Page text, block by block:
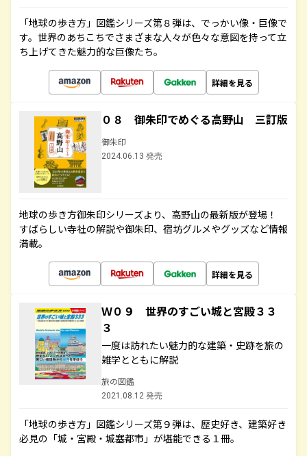
「地球の歩き方」図鑑シリーズ第８弾は、でっかい像・巨像で
す。世界のあちこちでさまざまな人々が色々な意図を持って立
ち上げてきた魅力的な巨像たち。
詳細を見る
０８ 御朱印でめぐる高野山 三訂版
御朱印
2024.06.13 発売
地球の歩き方御朱印シリーズより、高野山の最新版が登場！
すばらしい寺社の解説や御朱印、宿坊グルメやグッズなど情報
満載。
詳細を見る
Ｗ０９ 世界のすごい城と宮殿３３
３
一度は訪れたい魅力的な建築・史跡を旅の
雑学とともに解説
旅の図鑑
2021.08.12 発売
「地球の歩き方」図鑑シリーズ第９弾は、歴史好き、建築好き
必見の「城・宮殿・城塞都市」が堪能できる１冊。